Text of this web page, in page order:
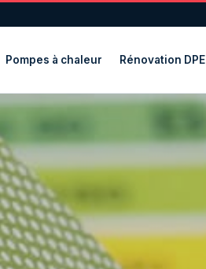
Pompes à chaleur Rénovation DPE